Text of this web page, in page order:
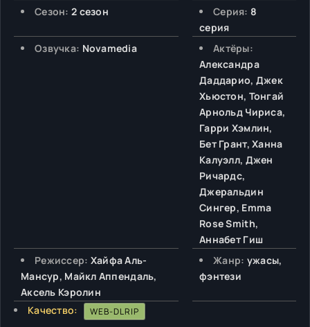
Сезон: 2 сезон Серия: 8
серия
Озвучка: Novamedia
Актёры:
Александра
Даддарио, Джек
Хьюстон, Тонгай
Арнольд Чириса,
Гарри Хэмлин,
Бет Грант, Ханна
Калуэлл, Джен
Ричардс,
Джеральдин
Сингер, Emma
Rose Smith,
Аннабет Гиш
Режиссер: Хайфа Аль-
Мансур, Майкл Аппендаль,
Аксель Кэролин
Жанр: ужасы,
фэнтези
Качество: WEB-DLRIP